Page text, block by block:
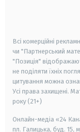
Всі комерційні
чи "Партнерський
"Позиція"
не поділяти їхніх
цитування можна
Усі права захищені.
року (21+)
Онлайн-медіа «24
пл. Галицька, буд. 15,